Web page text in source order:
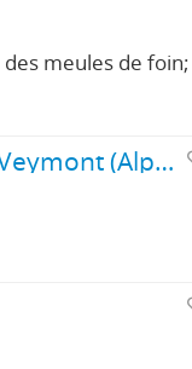
meules de foin;
Vassieux-en-Vercors, vue générale et Chaîne du Veymont (Alpes)